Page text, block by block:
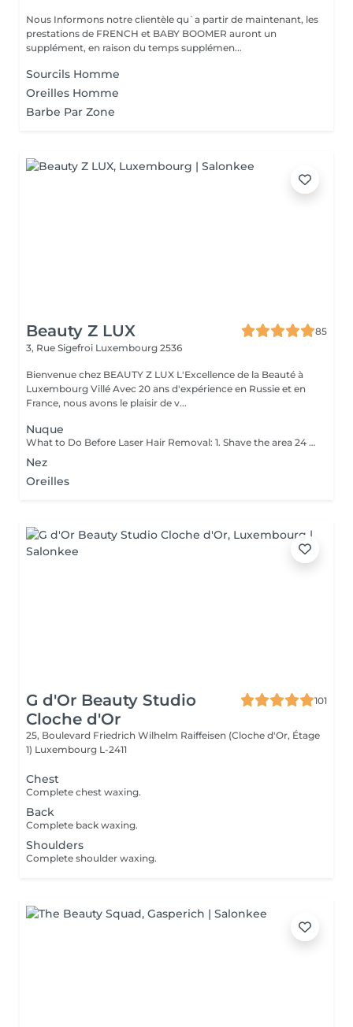
Nous Informons notre clientèle qu`a partir de maintenant, les
prestations de FRENCH et BABY BOOMER auront un
supplément, en raison du temps supplémen...
Sourcils Homme
Oreilles Homme
Barbe Par Zone
Beauty Z LUX
85
3, Rue Sigefroi Luxembourg 2536
Bienvenue chez BEAUTY Z LUX L'Excellence de la Beauté à
Luxembourg Villé Avec 20 ans d'expérience en Russie et en
France, nous avons le plaisir de v...
Nuque
What to Do Before Laser Hair Removal: 1. Shave the area 24 hours before your appointment don't wax or pluck. 2. Avoid sun exposure and tanning 3. Clean the skin make sure the area is free of lotion, deodorant, makeup, or oils. 4. Avoid active skincare products (like retinoids, acids, or scrubs) on the area for a few days before treatment. 5. Do not take photosensitizing medications (like certain antibiotics) check with your technician if you're unsure. 6. Wear loose, comfortable clothing on the day of your appointment. 7. Inform your technician if you are pregnant, breastfeeding, or have any medical conditions. Contraindications After Permanent Laser Hair Removal: 1. Avoid sun exposure for at least 12 weeks before and after treatment. 2. Do not use tanning beds or self-tanners in the treated area. 3. Avoid hot baths, saunas, and steam rooms for 2448 hours after treatment. 4. Do not wax, pluck, or use depilatory creams between sessions shaving is allowed. 5. Avoid using active skincare products (like retinoids, acids, or exfoliants) on the treated area for several days. 6. Do not apply makeup or perfumed products immediately after treatment (especially on the face). 7. Pregnancy and certain medications (like photosensitizing drugs) may be contraindications always consult a professional first.
Nez
Oreilles
G d'Or Beauty Studio
Cloche d'Or
101
25, Boulevard Friedrich Wilhelm Raiffeisen (Cloche d'Or, Étage
1) Luxembourg L-2411
Chest
Complete chest waxing.
Back
Complete back waxing.
Shoulders
Complete shoulder waxing.